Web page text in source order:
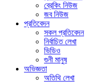
ব্রেকিং নিউজ
জব নিউজ
প্রতিবেদন
সকল প্রতিবেদন
নির্বাচিত লেখা
ভিডিও
গুনী মানুষ
অভিজ্ঞতা
অতিথি লেখা